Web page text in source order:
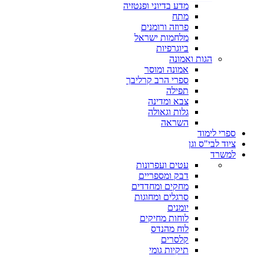
מדע בדיוני ופנטזיה
מתח
פרוזה ורומנים
מלחמות ישראל
ביוגרפיות
הגות ואמונה
אמונה ומוסר
ספרי הרב קרליבך
תפילה
צבא ומדינה
גלות וגאולה
השראה
ספרי לימוד
ציוד לבי"ס וגן
למשרד
עטים ועפרונות
דבק ומספריים
מחקים ומחדדים
סרגלים ומחוגות
יומנים
לוחות מחיקים
לוח מהנדס
קלסרים
תיקיות גומי